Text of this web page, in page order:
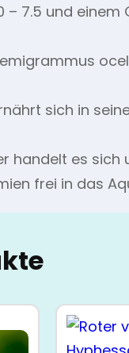
– 7.5 und
sich in
handelt es sich
frei in das